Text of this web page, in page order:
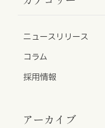
お知らせ
お役立ちコラム
ニュースリリース
コラム
採用情報
アーカイブ